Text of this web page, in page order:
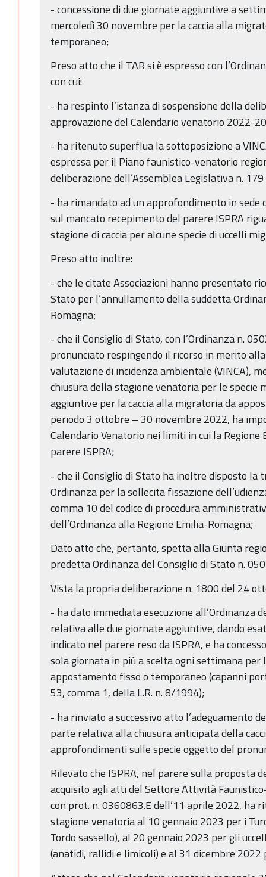
- concessione di due giornate aggiuntive a
mercoledì 30 novembre per la caccia alla
temporaneo;
Preso atto che il TAR si è espresso con
con cui:
- ha respinto l’istanza di sospensione della
approvazione del Calendario venatorio 2022-
- ha ritenuto superflua la sottoposizione a
espressa per il Piano faunistico-venatorio
deliberazione dell’Assemblea Legislativa n.
- ha rimandato ad un approfondimento in
sul mancato recepimento del parere ISPRA
stagione di caccia per alcune specie di uccelli
Preso atto inoltre:
- che le citate Associazioni hanno presentato
Stato per l’annullamento della suddetta
Romagna;
- che il Consiglio di Stato, con l’Ordinanza n.
pronunciato respingendo il ricorso in merito
valutazione di incidenza ambientale (VINCA),
chiusura della stagione venatoria per le specie
aggiuntive per la caccia alla migratoria da
periodo 3 ottobre – 30 novembre 2022, ha
Calendario Venatorio nei limiti in cui la Regione
parere ISPRA;
- che il Consiglio di Stato ha inoltre disposto la
Ordinanza per la sollecita fissazione
comma 10 del codice di procedura
dell’Ordinanza alla Regione Emilia-Romagna;
Dato atto che, pertanto, spetta alla Giunta
predetta Ordinanza del Consiglio di Stato n.
Vista la propria deliberazione n. 1800 del 24
- ha dato immediata esecuzione all’Ordinanza
relativa alle due giornate aggiuntive, dando
indicato nel parere reso da ISPRA, e ha
sola giornata in più a scelta ogni settimana per
appostamento fisso o temporaneo (capanni
53, comma 1, della L.R. n. 8/1994);
- ha rinviato a successivo atto l’adeguamento
parte relativa alla chiusura anticipata della
approfondimenti sulle specie oggetto del
Rilevato che ISPRA, nel parere sulla proposta
acquisito agli atti del Settore Attività
con prot. n. 0360863.E dell’11 aprile 2022, ha
stagione venatoria al 10 gennaio 2023 per i
Tordo sassello), al 20 gennaio 2023 per gli
(anatidi, rallidi e limicoli) e al 31 dicembre 2022